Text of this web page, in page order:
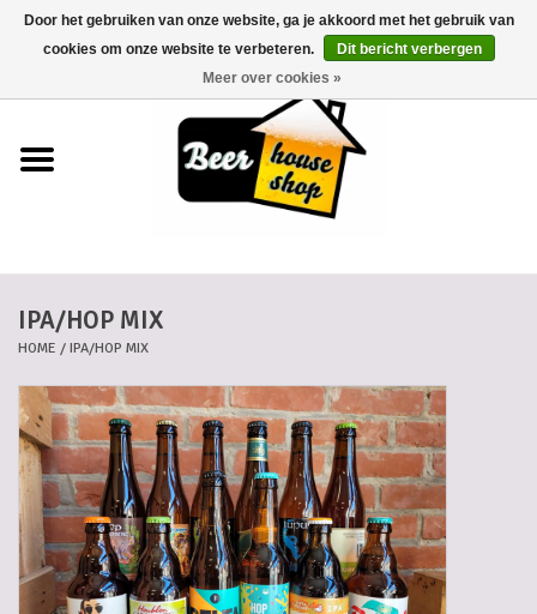
0 Artikelen - €0,00
Biermanden
Blikken
Cadeaubonnen
Dankkaartjes
Gadgets
IPA/HOP MIX
HOME / IPA/HOP MIX
Door het gebruiken van onze website, ga je akkoord met het gebruik van
cookies om onze website te verbeteren.
Dit bericht verbergen
Meer over cookies »